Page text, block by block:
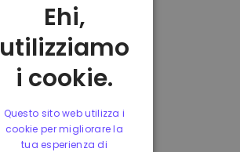
Ehi,
utilizziamo
i cookie.
Questo sito web utilizza i
cookie per migliorare la
tua esperienza di